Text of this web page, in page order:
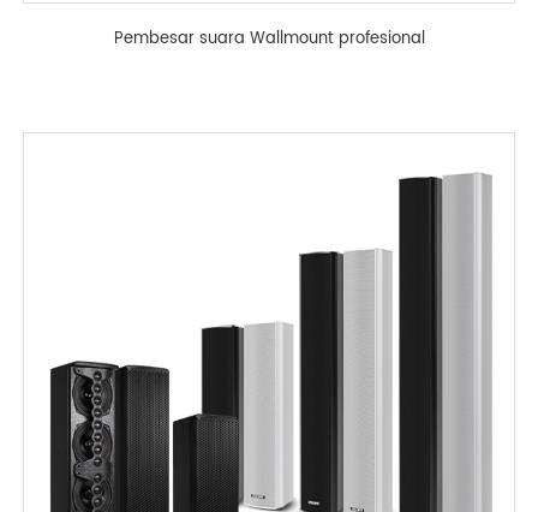
Pembesar suara Wallmount profesional